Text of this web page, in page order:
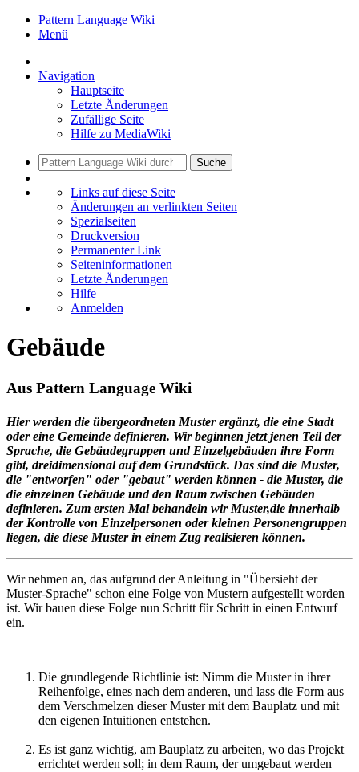
Pattern Language Wiki
Menü
Navigation
Hauptseite
Letzte Änderungen
Zufällige Seite
Hilfe zu MediaWiki
Suche
Links auf diese Seite
Änderungen an verlinkten Seiten
Spezialseiten
Druckversion
Permanenter Link
Seiten­informationen
Letzte Änderungen
Hilfe
Anmelden
Gebäude
Aus Pattern Language Wiki
Hier werden die übergeordneten Muster ergänzt, die eine Stadt
oder eine Gemeinde definieren. Wir beginnen jetzt jenen Teil der
Sprache, die Gebäudegruppen und Einzelgebäuden ihre Form
gibt, dreidimensional auf dem Grundstück. Das sind die Muster,
die "entworfen" oder "gebaut" werden können - die Muster, die
die einzelnen Gebäude und den Raum zwischen Gebäuden
definieren. Zum ersten Mal behandeln wir Muster,die innerhalb
der Kontrolle von Einzelpersonen oder kleinen Personengruppen
liegen, die diese Muster in einem Zug realisieren können.
Wir nehmen an, das aufgrund der Anleitung in "Übersieht der
Muster-Sprache" schon eine Folge von Mustern aufgestellt worden
ist. Wir bauen diese Folge nun Schritt für Schritt in einen Entwurf
ein.
Die grundlegende Richtlinie ist: Nimm die Muster in ihrer
Reihenfolge, eines nach dem anderen, und lass die Form aus
dem Verschmelzen dieser Muster mit dem Bauplatz und mit
den eigenen Intuitionen entstehen.
Es ist ganz wichtig, am Bauplatz zu arbeiten, wo das Projekt
errichtet werden soll; in dem Raum, der umgebaut werden